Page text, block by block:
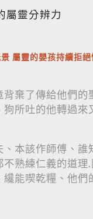
屬靈分辨力
屬靈的嬰孩持續拒
棄了傳給他們的
所吐的他轉過
本該作師傅、
熟練仁義的道理.
能喫乾糧、他